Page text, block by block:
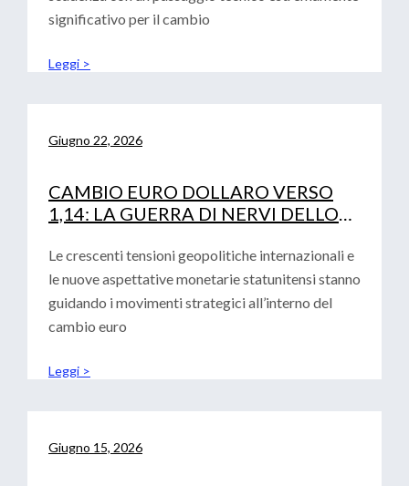
significativo per il cambio
Leggi >
Giugno 22, 2026
CAMBIO EURO DOLLARO VERSO
1,14: LA GUERRA DI NERVI DELLO
Le crescenti tensioni geopolitiche internazionali e
le nuove aspettative monetarie statunitensi stanno
guidando i movimenti strategici all’interno del
cambio euro
Leggi >
Giugno 15, 2026